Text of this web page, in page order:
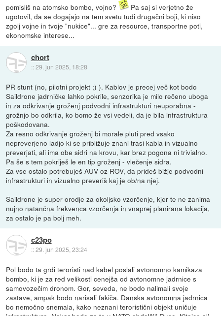
pomisliš na atomsko bombo, vojno?
Pa saj si verjetno že
ugotovil, da se dogajajo na tem svetu tudi drugačni boji, ki niso
zgolj vojne in tvoje "nukice"... gre za resource, transportne poti,
ekonomske interese...
chort
::29. jun 2025, 18:28
PR stunt (no, pilotni projekt ;) ). Kablov je precej več kot bodo
Saildrone jadrničke lahko pokrile, senzorika je milo rečeno uboga
in za odkrivanje groženj podvodni infrastrukturi neuporabna -
grožnjo bo odkrila, ko bomo že vsi vedeli, da je bila infrastruktura
poškodovana.
Za resno odkrivanje groženj bi morale pluti pred vsako
nepreverjeno ladjo ki se približuje znani trasi kabla in vizualno
preverjati, ali ima obe sidri na krovu, kar brez pogona ni trivialno.
Pa še s tem pokriješ le en tip groženj - vlečenje sidra.
Za vse ostalo potrebuješ AUV oz ROV, da prideš bižje podvodni
infrastrukturi in vizualno preveriš kaj je ob/na njej.
Saildrone je super orodje za okoljsko vzorčenje, kjer te ne zanima
nujno natančna frekvenca vzorčenja in vnaprej planirana lokacija,
za ostalo je pa bolj meh.
c23po
::29. jun 2025, 23:24
Pol bodo ta grdi teroristi nad kabel poslali avtonomno kamikaza
bombo, ki je za red velikosti cenejša od avtonomne jadrnice s
samovozečim dronom. Gor, seveda, ne bodo nalimali svoje
zastave, ampak bodo narisali fakiča. Danska avtonomna jadrnica
bo nemočno snemala, kako neznani teroristični objekt uničuje